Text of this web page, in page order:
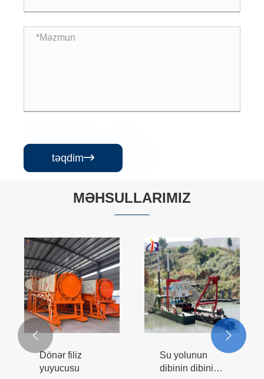
təqdim
MƏHSULLARIMIZ
Dönər filiz
yuyucusu
Su yolunun
dibinin dibinin
 